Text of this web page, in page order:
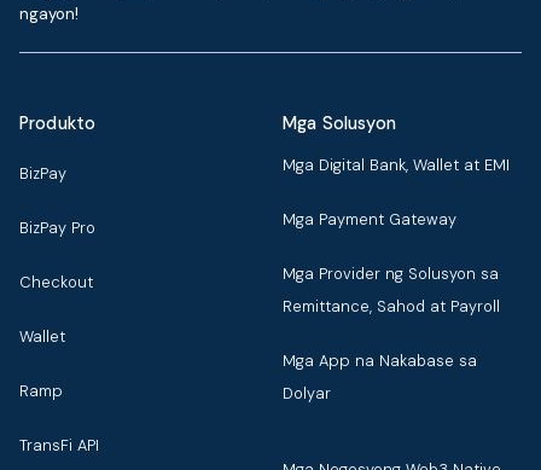
ngayon!
Produkto
BizPay
BizPay Pro
Checkout
Wallet
Ramp
TransFi API
Mga Solusyon
Mga Digital Bank, Wallet at EMI
Mga Payment Gateway
Mga Provider ng Solusyon sa
Remittance, Sahod at Payroll
Mga App na Nakabase sa
Dolyar